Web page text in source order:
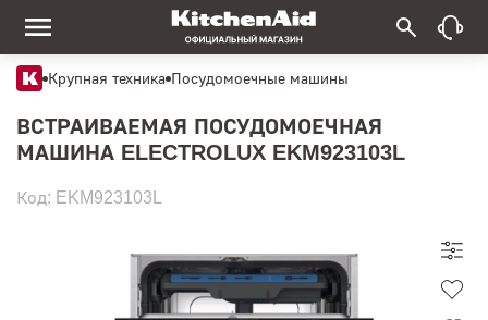
Крупная техника Посудомоечные машины
ВСТРАИВАЕМАЯ ПОСУДОМОЕЧНАЯ
МАШИНА ELECTROLUX EKM923103L
Код: EKM923103L